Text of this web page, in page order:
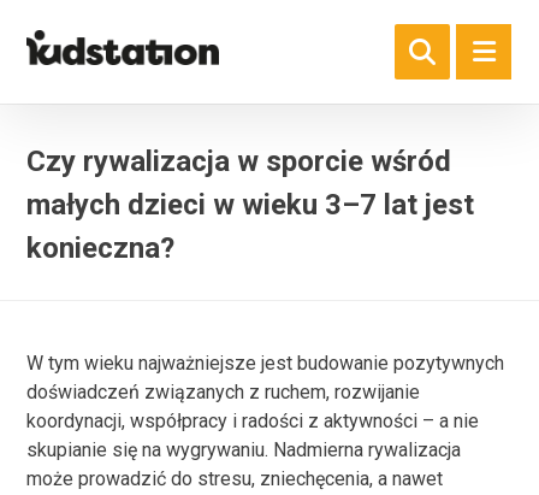
Czy rywalizacja w sporcie wśród
małych dzieci w wieku 3–7 lat jest
konieczna?
W tym wieku najważniejsze jest budowanie pozytywnych
doświadczeń związanych z ruchem, rozwijanie
koordynacji, współpracy i radości z aktywności – a nie
skupianie się na wygrywaniu. Nadmierna rywalizacja
może prowadzić do stresu, zniechęcenia, a nawet